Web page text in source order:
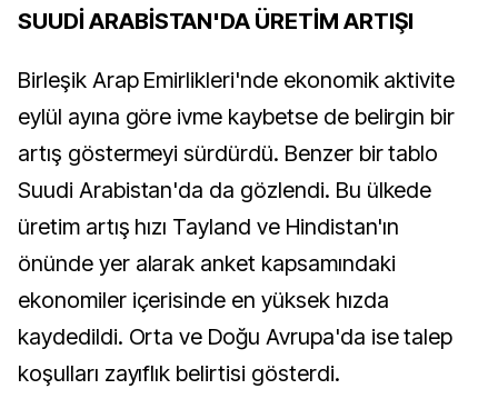
SUUDİ ARABİSTAN'DA ÜRETİM ARTIŞI
Birleşik Arap Emirlikleri'nde ekonomik aktivite
eylül ayına göre ivme kaybetse de belirgin bir
artış göstermeyi sürdürdü. Benzer bir tablo
Suudi Arabistan'da da gözlendi. Bu ülkede
üretim artış hızı Tayland ve Hindistan'ın
önünde yer alarak anket kapsamındaki
ekonomiler içerisinde en yüksek hızda
kaydedildi. Orta ve Doğu Avrupa'da ise talep
koşulları zayıflık belirtisi gösterdi.